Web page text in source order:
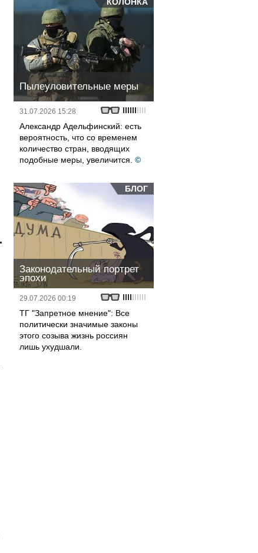
Пылеуловительные меры
31.07.2026 15:28
Александр Адельфинский: есть
вероятность, что со временем
количество стран, вводящих
подобные меры, увеличится. ©
БЛОГ
Законодательный портрет
эпохи
29.07.2026 00:19
ТГ "Запретное мнение": Все
политически значимые законы
этого созыва жизнь россиян
лишь ухудшали.